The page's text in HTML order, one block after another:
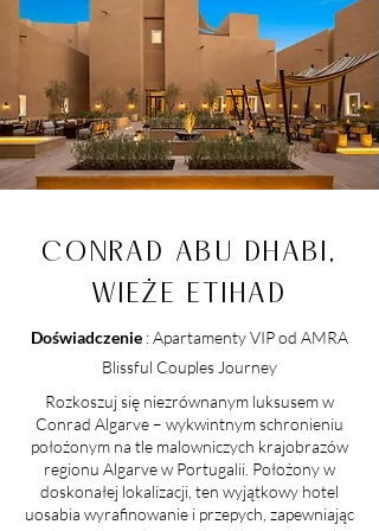
CONRAD ABU DHABI,
WIEŻE ETIHAD
Doświadczenie : Apartamenty VIP od AMRA
Blissful Couples Journey
Rozkoszuj się niezrównanym luksusem w
Conrad Algarve – wykwintnym schronieniu
położonym na tle malowniczych krajobrazów
regionu Algarve w Portugalii. Położony w
doskonałej lokalizacji, ten wyjątkowy hotel
uosabia wyrafinowanie i przepych, zapewniając